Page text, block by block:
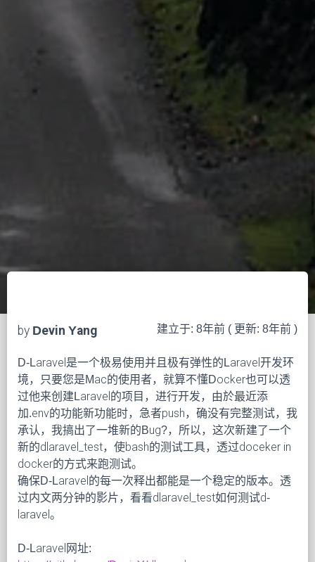
by Devin Yang 建立于: 8年前 ( 更新: 8年前 )
D-Laravel是一个极易使用并且极有弹性的Laravel开发环
境，只要您是Mac的使用者，就算不懂Docker也可以透
过他来创建Laravel的项目，进行开发，由於最近添
加.env的功能新功能时，急者push，确没有完整测试，我
承认，我搞出了一堆新的Bug?，所以，这次新建了一个
新的dlaravel_test，使bash的测试工具，透过doceker in
docker的方式来跑测试。
确保D-Laravel的每一次释出都能是一个稳定的版本。透
过内文两分钟的影片，看看dlaravel_test如何测试d-
laravel。
D-Laravel网址: